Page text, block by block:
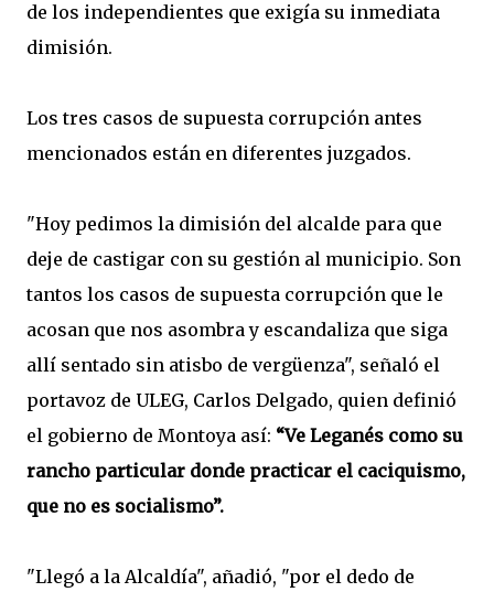
de los independientes que exigía su inmediata
dimisión.
Los tres casos de supuesta corrupción antes
mencionados están en diferentes juzgados.
"Hoy pedimos la dimisión del alcalde para que
deje de castigar con su gestión al municipio. Son
tantos los casos de supuesta corrupción que le
acosan que nos asombra y escandaliza que siga
allí sentado sin atisbo de vergüenza", señaló el
portavoz de ULEG, Carlos Delgado, quien definió
el gobierno de Montoya así: “Ve Leganés como su
rancho particular donde practicar el caciquismo,
que no es socialismo”.
"Llegó a la Alcaldía", añadió, "por el dedo de